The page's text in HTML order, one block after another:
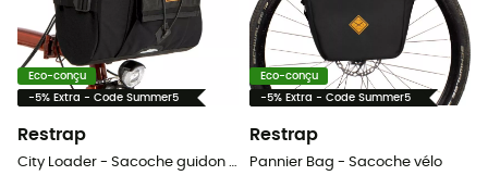
Eco-conçu
-5% Extra - Code Summer5
Restrap
City Loader - Sacoche guidon vélo
Eco-conçu
-5% Extra - Code Summer5
Restrap
Pannier Bag - Sacoche vélo